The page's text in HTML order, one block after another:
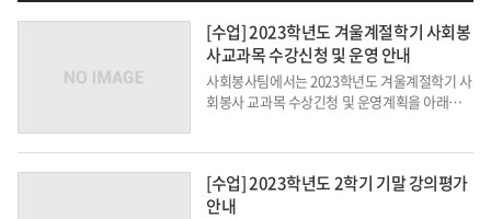
[수업] 2023학년도 겨울계절학기 사회봉
사교과목 수강신청 및 운영 안내
사회봉사팀에서는 2023학년도 겨울계절학기 사
회봉사 교과목 수상긴청 및 운영계획을 아래와
4.(월),10:00 부터 ~ 2023.12.08.(금),17:00 까지
※ 일반...
[수업] 2023학년도 2학기 기말 강의평가
안내